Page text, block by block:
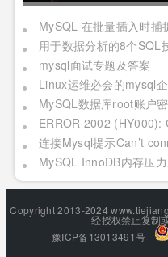
查询
MySQL 在批量插入时捕
用于数据分析的8个SQL
mysql面试专题及答案
Linux运维必会的mysql
Copyright 2013-2024
经授权禁止复制
豫ICP备13013491号